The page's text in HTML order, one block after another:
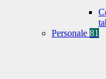
Personale 81